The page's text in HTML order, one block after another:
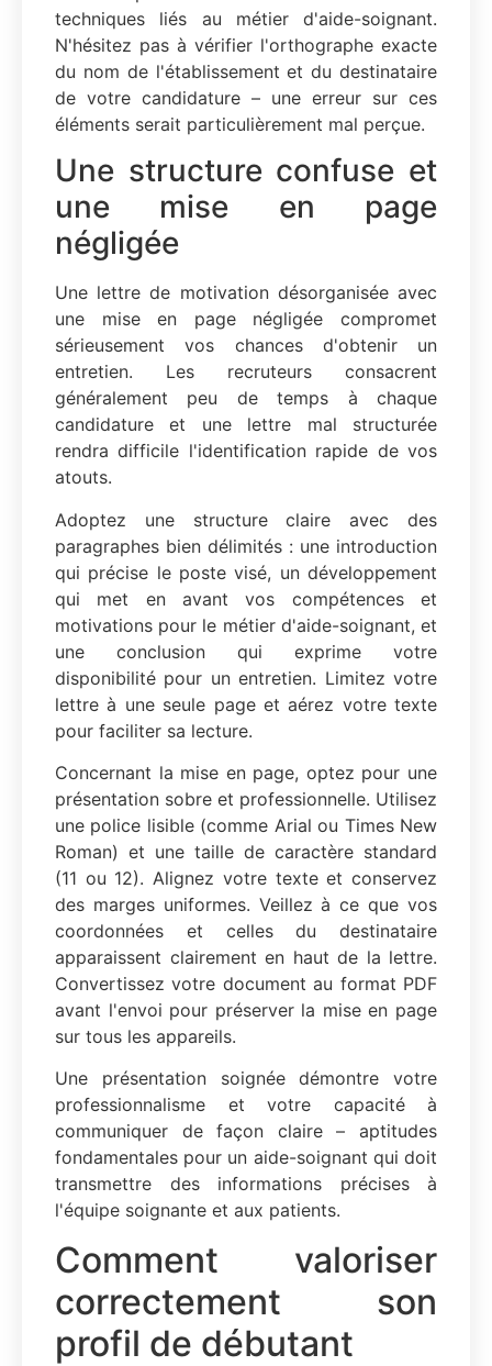
techniques liés au métier d'aide-soignant.
N'hésitez pas à vérifier l'orthographe exacte
du nom de l'établissement et du destinataire
de votre candidature – une erreur sur ces
éléments serait particulièrement mal perçue.
Une structure confuse et
une mise en page
négligée
Une lettre de motivation désorganisée avec
une mise en page négligée compromet
sérieusement vos chances d'obtenir un
entretien. Les recruteurs consacrent
généralement peu de temps à chaque
candidature et une lettre mal structurée
rendra difficile l'identification rapide de vos
atouts.
Adoptez une structure claire avec des
paragraphes bien délimités : une introduction
qui précise le poste visé, un développement
qui met en avant vos compétences et
motivations pour le métier d'aide-soignant, et
une conclusion qui exprime votre
disponibilité pour un entretien. Limitez votre
lettre à une seule page et aérez votre texte
pour faciliter sa lecture.
Concernant la mise en page, optez pour une
présentation sobre et professionnelle. Utilisez
une police lisible (comme Arial ou Times New
Roman) et une taille de caractère standard
(11 ou 12). Alignez votre texte et conservez
des marges uniformes. Veillez à ce que vos
coordonnées et celles du destinataire
apparaissent clairement en haut de la lettre.
Convertissez votre document au format PDF
avant l'envoi pour préserver la mise en page
sur tous les appareils.
Une présentation soignée démontre votre
professionnalisme et votre capacité à
communiquer de façon claire – aptitudes
fondamentales pour un aide-soignant qui doit
transmettre des informations précises à
l'équipe soignante et aux patients.
Comment valoriser
correctement son
profil de débutant